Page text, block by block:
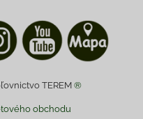
TEREM®
obchodu